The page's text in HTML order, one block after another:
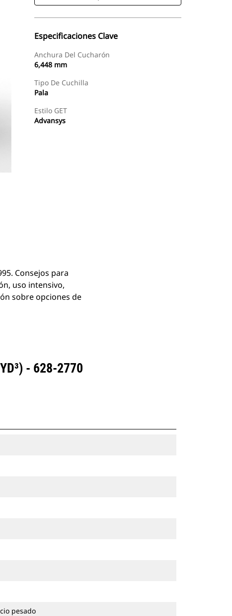
Especificaciones Clave
Anchura Del Cucharón
6,448 mm
Tipo De Cuchilla
Pala
Estilo GET
Advansys
Consejos para
uso intensivo,
sobre opciones de
- 628-2770
pesado